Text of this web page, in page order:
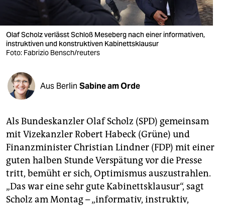
verlag
veranstaltungen
fragen & hilfe
abo
genossenschaft
epaper login
Olaf Scholz verlässt Schloß Meseberg nach einer informativen,
instruktiven und konstruktiven Kabinettsklausur
Foto: Fabrizio Bensch/reuters
Aus Berlin Sabine am Orde
Als Bundeskanzler Olaf Scholz (SPD) gemeinsam
mit Vizekanzler Robert Habeck (Grüne) und
Finanzminister Christian Lindner (FDP) mit einer
guten halben Stunde Verspätung vor die Presse
tritt, bemüht er sich, Optimismus auszustrahlen.
„Das war eine sehr gute Kabinettsklausur“, sagt
Scholz am Montag – „informativ, instruktiv,